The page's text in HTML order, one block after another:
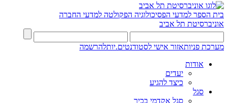
בית הספר למדעי הפסיכולוגיה הפקולטה למדעי החברה
אוניברסיטת תל אביב
מערכת פניותאזור אישי לסטודנטים.יותלהרשמה
אודות
יעדים
כיצד להגיע
סגל
סגל אקדמי בכיר